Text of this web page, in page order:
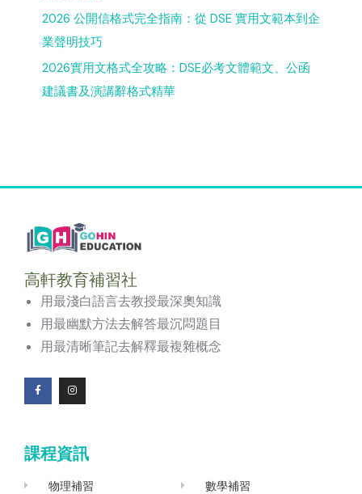
2026 公開信格式完全指南：從 DSE 實用文範本到企
業聲明技巧
2026實用文格式全攻略：DSE必考文體範文、公函
建議書及演講辭格式精華
高軒教育補習社
用最淺白語言去教授最深奧知識
用最幽默方法去解答最沉悶題目
用最清晰筆記去解釋最複雜概念
F
a
o
o
I
n
g
r
a
課程資訊
物理補習 數學補習